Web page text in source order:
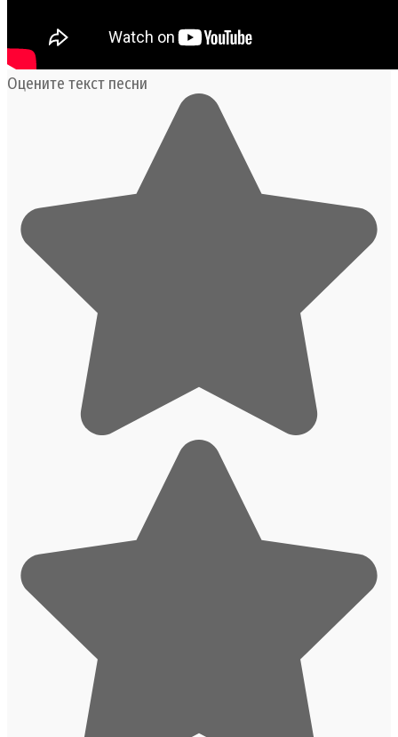
Оцените текст песни